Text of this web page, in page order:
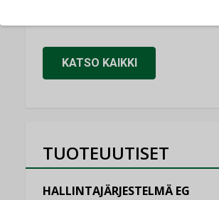
KATSO KAIKKI
TUOTEUUTISET
HALLINTAJÄRJESTELMÄ EG